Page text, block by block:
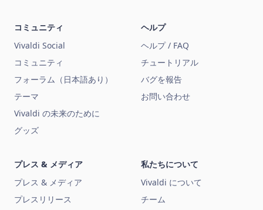
コミュニティ
Vivaldi Social
コミュニティ
フォーラム（日本語あり）
テーマ
Vivaldi の未来のために
グッズ
ヘルプ
ヘルプ / FAQ
チュートリアル
バグを報告
お問い合わせ
プレス & メディア
プレス & メディア
プレスリリース
私たちについて
Vivaldi について
チーム